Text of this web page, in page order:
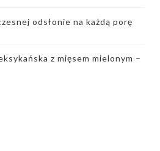
odsłonie na każdą porę
z mięsem mielonym –